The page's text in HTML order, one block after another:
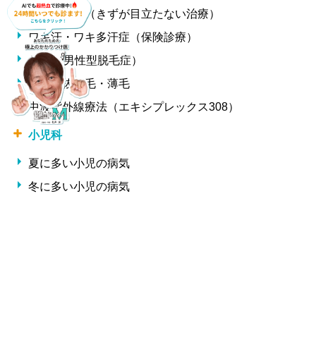
ほくろ除去（きずが目立たない治療）
ワキ汗・ワキ多汗症（保険診療）
AGA（男性型脱毛症）
女性の抜け毛・薄毛
中波紫外線療法（エキシプレックス308）
小児科
夏に多い小児の病気
冬に多い小児の病気